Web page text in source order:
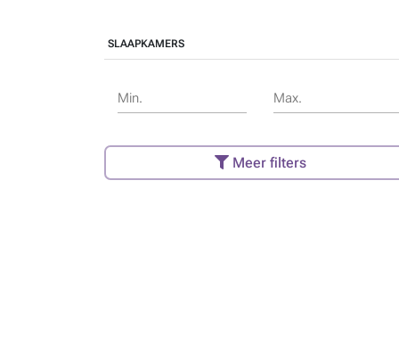
SLAAPKAMERS
Min. Max.
Meer filters